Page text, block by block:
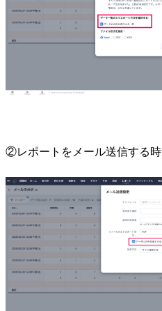
②レポートをメール送信する時